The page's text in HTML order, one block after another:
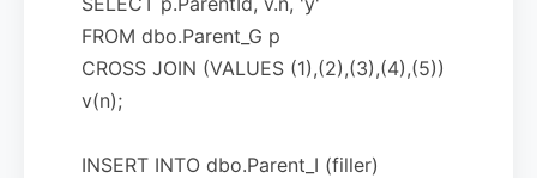
FROM dbo.Parent_G p
CROSS JOIN (VALUES (1),(2),(3),(4),(5))
v(n);
INSERT INTO dbo.Parent_I (filler)